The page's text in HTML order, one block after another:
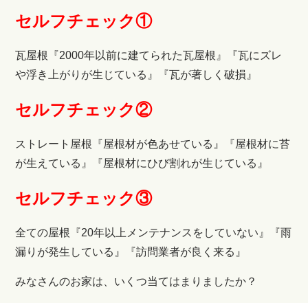
セルフチェック①
瓦屋根『2000年以前に建てられた瓦屋根』『瓦にズレ
や浮き上がりが生じている』『瓦が著しく破損』
セルフチェック②
ストレート屋根『屋根材が色あせている』『屋根材に苔
が生えている』『屋根材にひび割れが生じている』
セルフチェック③
全ての屋根『20年以上メンテナンスをしていない』『雨
漏りが発生している』『訪問業者が良く来る』
みなさんのお家は、いくつ当てはまりましたか？